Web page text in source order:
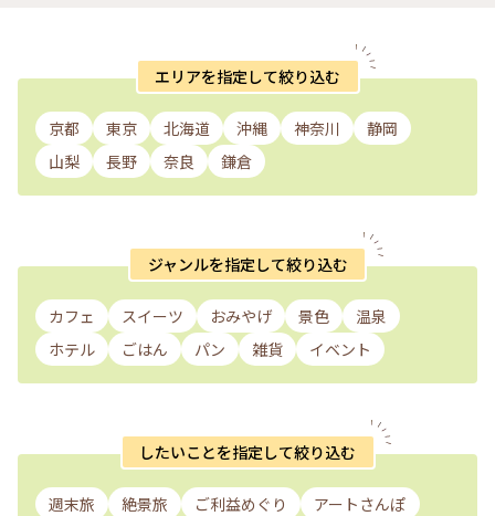
エリアを指定して絞り込む
京都 東京 北海道 沖縄 神奈川
静岡
山梨
長野 奈良 鎌倉
ジャンルを指定して絞り込む
カフェ スイーツ おみやげ 景色
温泉
ホテル
ごはん パン 雑貨 イベント
したいことを指定して絞り込む
週末旅 絶景旅 ご利益めぐり
アートさんぽ